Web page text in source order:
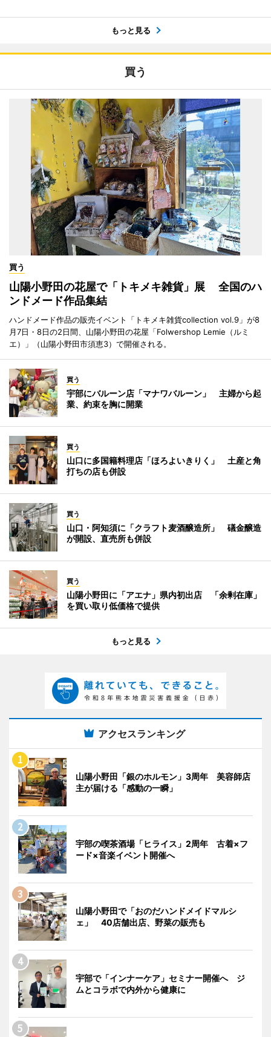
もっと見る
買う
買う
山陽小野田の花屋で「トキメキ雑貨」展 全国のハ
ンドメード作品集結
ハンドメード作品の販売イベント「トキメキ雑貨collection vol.9」が8
月7日・8日の2日間、山陽小野田の花屋「Folwershop Lemie（ルミ
エ）」（山陽小野田市須恵3）で開催される。
買う
宇部にバルーン店「マナワバルーン」 主婦から起
業、約束を胸に開業
買う
山口に多国籍料理店「ほろよいきりく」 土産と角
打ちの店も併設
買う
山口・阿知須に「クラフト麦酒醸造所」 礒金醸造
が開設、直売所も併設
買う
山陽小野田に「アエナ」県内初出店 「余剰在庫」
を買い取り低価格で提供
もっと見る
アクセスランキング
山陽小野田「銀のホルモン」3周年 美容師店
主が届ける「感動の一瞬」
宇部の喫茶酒場「ヒライス」2周年 古着×フ
ード×音楽イベント開催へ
山陽小野田で「おのだハンドメイドマルシ
ェ」 40店舗出店、野菜の販売も
宇部で「インナーケア」セミナー開催へ ジ
ムとコラボで内外から健康に